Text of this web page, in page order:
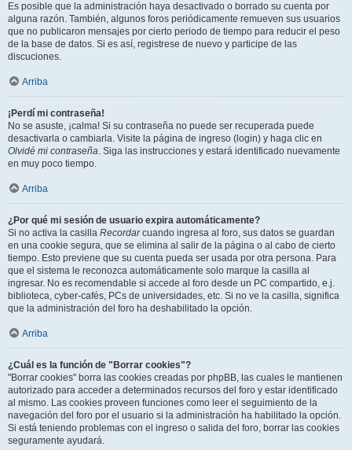
Es posible que la administración haya desactivado o borrado su cuenta por
alguna razón. También, algunos foros periódicamente remueven sus usuarios
que no publicaron mensajes por cierto periodo de tiempo para reducir el peso
de la base de datos. Si es así, registrese de nuevo y participe de las
discuciones.
Arriba
¡Perdí mi contraseña!
No se asuste, ¡calma! Si su contraseña no puede ser recuperada puede
desactivarla o cambiarla. Visite la página de ingreso (login) y haga clic en
Olvidé mi contraseña. Siga las instrucciones y estará identificado nuevamente
en muy poco tiempo.
Arriba
¿Por qué mi sesión de usuario expira automáticamente?
Si no activa la casilla Recordarcuando ingresa al foro, sus datos se guardan
en una cookie segura, que se elimina al salir de la página o al cabo de cierto
tiempo. Esto previene que su cuenta pueda ser usada por otra persona. Para
que el sistema le reconozca automáticamente solo marque la casilla al
ingresar. No es recomendable si accede al foro desde un PC compartido, e.j.
biblioteca, cyber-cafés, PCs de universidades, etc. Si no ve la casilla, significa
que la administración del foro ha deshabilitado la opción.
Arriba
¿Cuál es la función de "Borrar cookies"?
"Borrar cookies" borra las cookies creadas por phpBB, las cuales le mantienen
autorizado para acceder a determinados recursos del foro y estar identificado
al mismo. Las cookies proveen funciones como leer el seguimiento de la
navegación del foro por el usuario si la administración ha habilitado la opción.
Si está teniendo problemas con el ingreso o salida del foro, borrar las cookies
seguramente ayudará.